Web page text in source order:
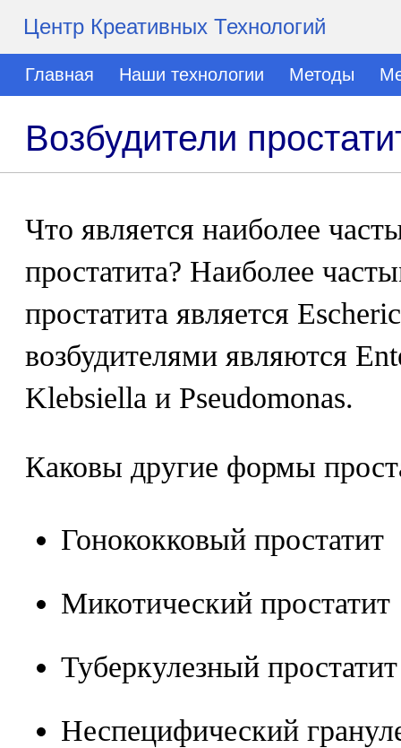
Центр Креативных Технологий
Главная Наши технологии Методы
Возбудители
Что является наиболее
простатита? Наиболее
простатита является
возбудителями являются
Klebsiella и Pseudomonas.
Каковы другие формы
Гонококковый простатит
Микотический простатит
Туберкулезный простатит
Неспецифический